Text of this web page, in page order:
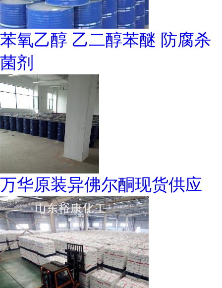
苯氧乙醇 乙二醇苯醚 防腐杀
菌剂
万华原装异佛尔酮现货供应